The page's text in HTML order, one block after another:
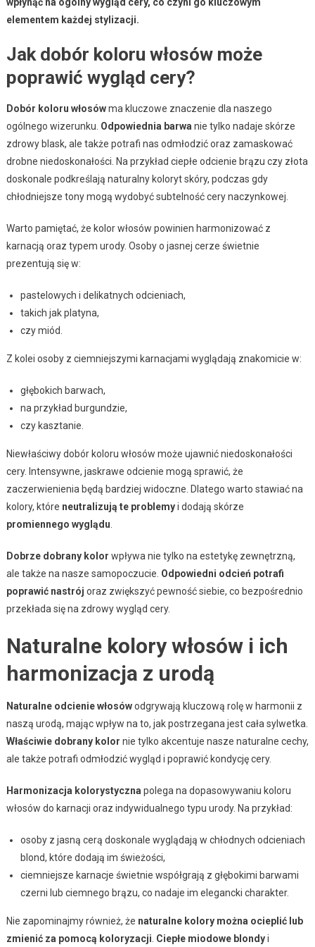
elementem każdej stylizacji.
Jak dobór koloru włosów może
poprawić wygląd cery?
Dobór koloru włosówma kluczowe znaczenie dla naszego
ogólnego wizerunku. Odpowiednia barwa nie tylko nadaje skórze
zdrowy blask, ale także potrafi nas odmłodzić oraz zamaskować
drobne niedoskonałości. Na przykład ciepłe odcienie brązu czy złota
doskonale podkreślają naturalny koloryt skóry, podczas gdy
chłodniejsze tony mogą wydobyć subtelność cery naczynkowej.
Warto pamiętać, że kolor włosów powinien harmonizować z
karnacją oraz typem urody. Osoby o jasnej cerze świetnie
prezentują się w:
pastelowych i delikatnych odcieniach,
takich jak platyna,
czy miód.
Z kolei osoby z ciemniejszymi karnacjami wyglądają znakomicie w:
głębokich barwach,
na przykład burgundzie,
czy kasztanie.
Niewłaściwy dobór koloru włosów może ujawnić niedoskonałości
cery. Intensywne, jaskrawe odcienie mogą sprawić, że
zaczerwienienia będą bardziej widoczne. Dlatego warto stawiać na
kolory, które neutralizują te problemyi dodają skórze
promiennego wyglądu
Dobrze dobrany kolor wpływa nie tylko na estetykę zewnętrzną,
ale także na nasze samopoczucie. Odpowiedni odcień potrafi
poprawić nastrój oraz zwiększyć pewność siebie, co bezpośrednio
przekłada się na zdrowy wygląd cery.
Naturalne kolory włosów i ich
harmonizacja z urodą
Naturalne odcienie włosówodgrywają kluczową rolę w harmonii z
naszą urodą, mając wpływ na to, jak postrzegana jest cała sylwetka.
Właściwie dobrany kolor nie tylko akcentuje nasze naturalne cechy,
ale także potrafi odmłodzić wygląd i poprawić kondycję cery.
Harmonizacja kolorystyczna polega na dopasowywaniu koloru
włosów do karnacji oraz indywidualnego typu urody. Na przykład:
osoby z jasną cerą doskonale wyglądają w chłodnych odcieniach
blond, które dodają im świeżości,
ciemniejsze karnacje świetnie współgrają z głębokimi barwami
czerni lub ciemnego brązu, co nadaje im elegancki charakter.
Nie zapominajmy również, że naturalne kolory można ocieplić lub
zmienić za pomocą koloryzacji Ciepłe miodowe blondyi